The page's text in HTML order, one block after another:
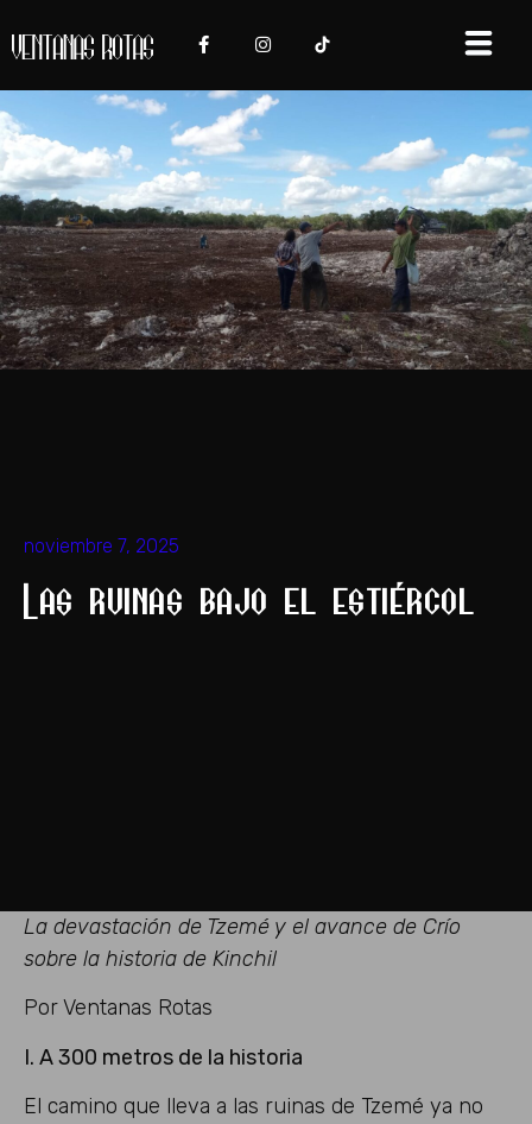
noviembre 7, 2025
Las ruinas bajo el estiércol
La devastación de Tzemé y el avance de Crío
sobre la historia de Kinchil
Por Ventanas Rotas
I. A 300 metros de la historia
El camino que lleva a las ruinas de Tzemé ya no